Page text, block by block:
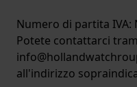
Numero di partita IVA:
Potete contattarci
all'indirizzo